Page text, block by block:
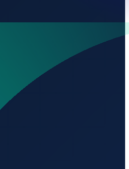
Elk Creek Airport?